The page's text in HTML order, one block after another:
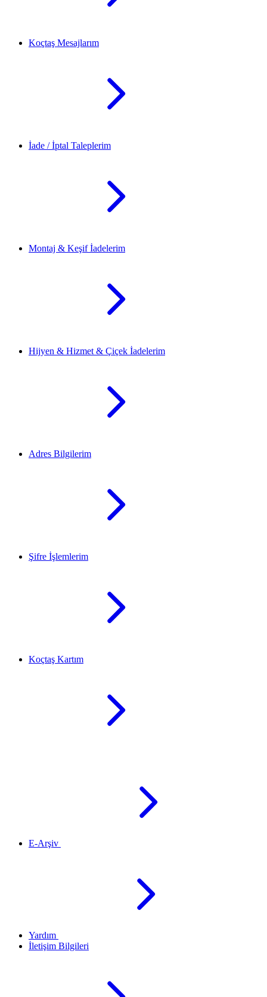
Koçtaş Mesajlarım
İade / İptal Taleplerim
Montaj & Keşif İadelerim
Hijyen & Hizmet & Çiçek İadelerim
Adres Bilgilerim
Şifre İşlemlerim
Koçtaş Kartım
E-Arşiv
Yardım
İletişim Bilgileri